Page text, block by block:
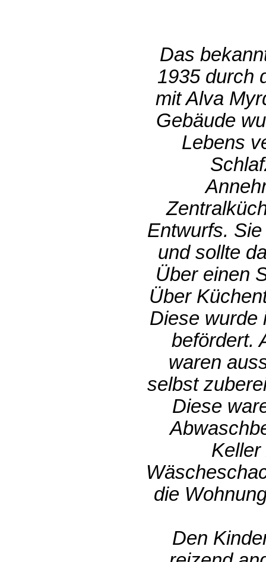
Das
1935 durch
mit Alva
Gebäude
Lebens
Entwurfs.
und sollte
Über einen
Über
Diese wurde
befördert.
waren
selbst
Diese
die
Den